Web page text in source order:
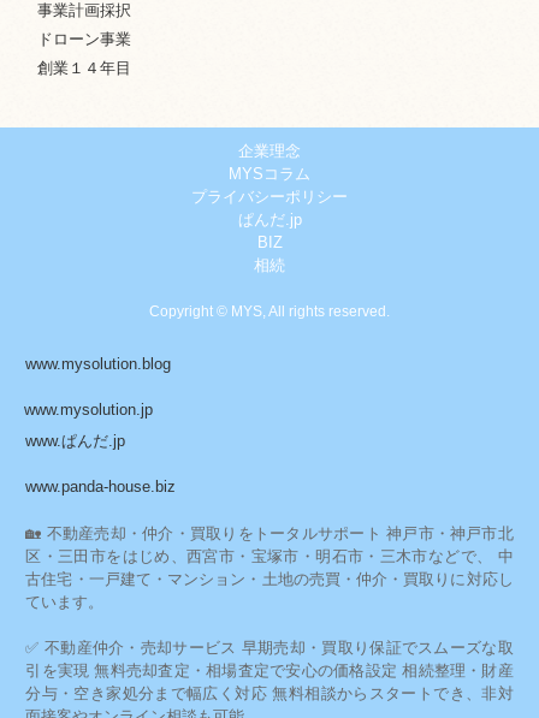
事業計画採択
ドローン事業
創業１４年目
企業理念
MYSコラム
プライバシーポリシー
ぱんだ.jp
BIZ
相続
Copyright © MYS, All rights reserved.
www.mysolution.blog
www.mysolution.jp
www.ぱんだ.jp
www.panda-house.biz
🏡 不動産売却・仲介・買取りをトータルサポート 神戸市・神戸市北
区・三田市をはじめ、西宮市・宝塚市・明石市・三木市などで、 中
古住宅・一戸建て・マンション・土地の売買・仲介・買取りに対応し
ています。
✅ 不動産仲介・売却サービス 早期売却・買取り保証でスムーズな取
引を実現 無料売却査定・相場査定で安心の価格設定 相続整理・財産
分与・空き家処分まで幅広く対応 無料相談からスタートでき、非対